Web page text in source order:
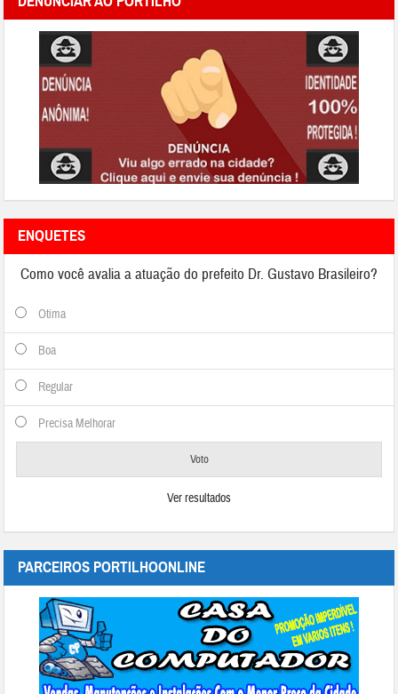
ENQUETES
Como você avalia a atuação do prefeito Dr. Gustavo Brasileiro?
Otima
Boa
Regular
Precisa Melhorar
Ver resultados
PARCEIROS PORTILHOONLINE